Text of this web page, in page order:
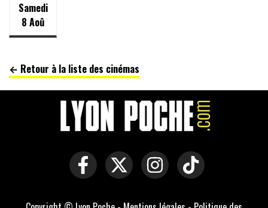
Samedi
8 Aoû
← Retour à la liste des cinémas